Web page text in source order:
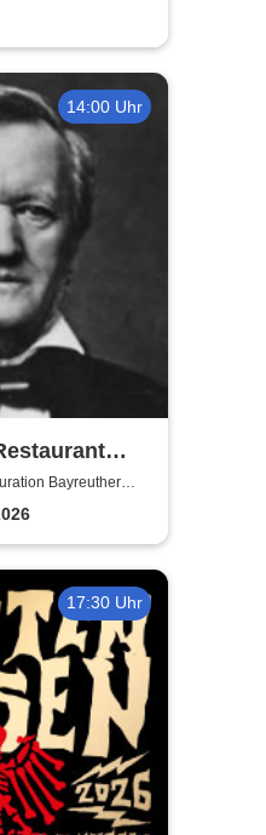
14:00 Uhr
Bayreuther
17:30 Uhr